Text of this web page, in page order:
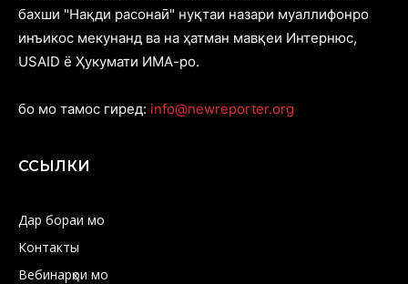
бахши "Нақди расонаӣ" нуқтаи назари муаллифонро
инъикос мекунанд ва на ҳатман мавқеи Интернюс,
USAID ё Ҳукумати ИМА-ро.
бо мо тамос гиред: info@newreporter.org
ССЫЛКИ
Дар бораи мо
Контакты
Вебинарҳои мо